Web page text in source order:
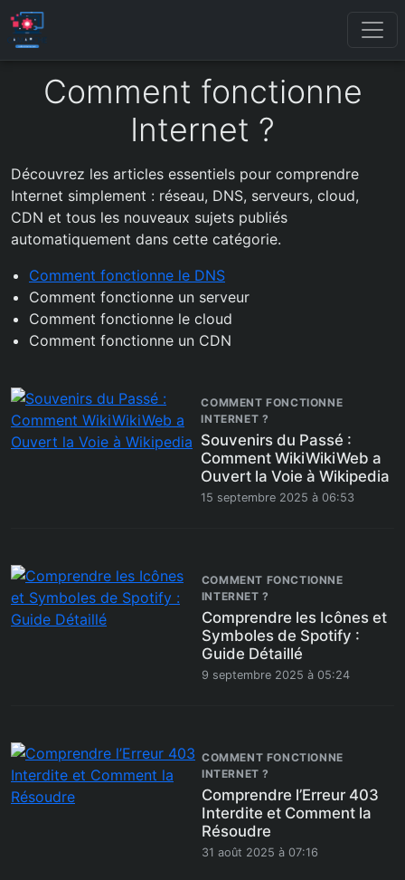
Comment fonctionne
Internet ?
Découvrez les articles essentiels pour comprendre
Internet simplement : réseau, DNS, serveurs, cloud,
CDN et tous les nouveaux sujets publiés
automatiquement dans cette catégorie.
Comment fonctionne le DNS
Comment fonctionne un serveur
Comment fonctionne le cloud
Comment fonctionne un CDN
COMMENT FONCTIONNE
INTERNET ?
Souvenirs du Passé :
Comment WikiWikiWeb a
Ouvert la Voie à Wikipedia
15 septembre 2025 à 06:53
COMMENT FONCTIONNE
INTERNET ?
Comprendre les Icônes et
Symboles de Spotify :
Guide Détaillé
9 septembre 2025 à 05:24
COMMENT FONCTIONNE
INTERNET ?
Comprendre l’Erreur 403
Interdite et Comment la
Résoudre
31 août 2025 à 07:16